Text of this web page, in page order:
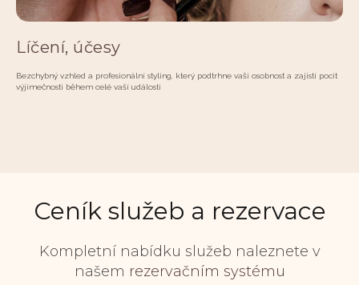
Líčení, účesy
Bezchybný vzhled a profesionální styling, který podtrhne vaši osobnost a zajistí pocit
výjimečnosti během celé vaší události
Ceník služeb a rezervace
Kompletní nabídku služeb naleznete v
našem rezervačním systému